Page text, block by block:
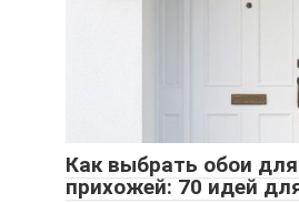
Как выбрать обои
прихожей: 70 идей